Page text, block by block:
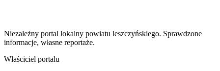
Niezależny portal lokalny powiatu leszczyńskiego. Sprawdzone
informacje, własne reportaże.
Właściciel portalu